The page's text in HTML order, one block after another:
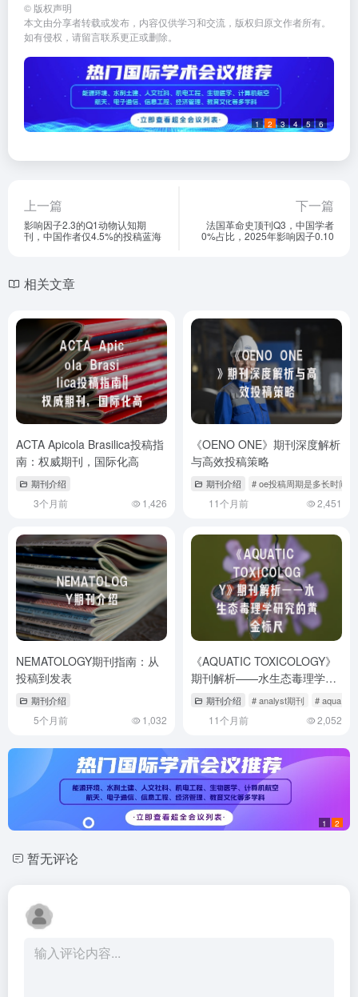
© 版权声明
本文由分享者转载或发布，内容仅供学习和交流，版权归原文作者所有。
如有侵权，请留言联系更正或删除。
1 2 3 4 5 6
上一篇
影响因子2.3的Q1动物认知期
刊，中国作者仅4.5%的投稿蓝海
下一篇
法国革命史顶刊Q3，中国学者
0%占比，2025年影响因子0.10
相关文章
ACTA Apicola Brasilica投稿指
南：权威期刊，国际化高
期刊介绍
3个月前 1,426
《OENO ONE》期刊深度解析
与高效投稿策略
期刊介绍 # oe投稿周期是多长时间
11个月前 2,451
NEMATOLOGY期刊指南：从
投稿到发表
期刊介绍
5个月前 1,032
《AQUATIC TOXICOLOGY》
期刊解析——水生态毒理学研
究的黄金标尺
期刊介绍 # analyst期刊 # aqua
11个月前 2,052
1 2
暂无评论